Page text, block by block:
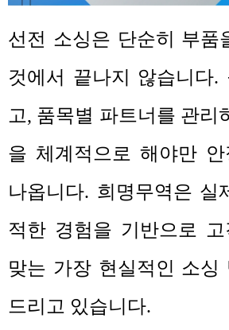
선전 소싱은 단순히 부품
것에서 끝나지 않습니다.
고, 품목별 파트너를 관리
을 체계적으로 해야만
나옵니다. 희명무역은 실
적한 경험을 기반으로 고
맞는 가장 현실적인 소싱
드리고 있습니다.